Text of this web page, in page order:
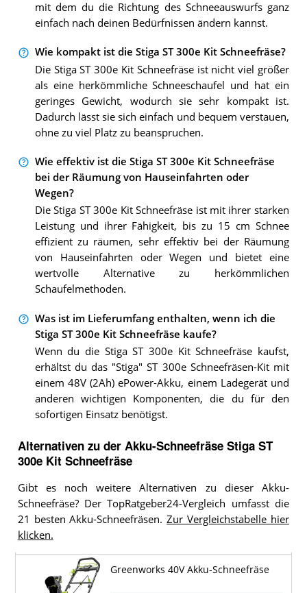
mit dem du die Richtung des Schneeauswurfs ganz
einfach nach deinen Bedürfnissen ändern kannst.
Wie kompakt ist die Stiga ST 300e Kit Schneefräse?
Die Stiga ST 300e Kit Schneefräse ist nicht viel größer
als eine herkömmliche Schneeschaufel und hat ein
geringes Gewicht, wodurch sie sehr kompakt ist.
Dadurch lässt sie sich einfach und bequem verstauen,
ohne zu viel Platz zu beanspruchen.
Wie effektiv ist die Stiga ST 300e Kit Schneefräse
bei der Räumung von Hauseinfahrten oder
Wegen?
Die Stiga ST 300e Kit Schneefräse ist mit ihrer starken
Leistung und ihrer Fähigkeit, bis zu 15 cm Schnee
effizient zu räumen, sehr effektiv bei der Räumung
von Hauseinfahrten oder Wegen und bietet eine
wertvolle Alternative zu herkömmlichen
Schaufelmethoden.
Was ist im Lieferumfang enthalten, wenn ich die
Stiga ST 300e Kit Schneefräse kaufe?
Wenn du die Stiga ST 300e Kit Schneefräse kaufst,
erhältst du das "Stiga" ST 300e Schneefräsen-Kit mit
einem 48V (2Ah) ePower-Akku, einem Ladegerät und
anderen wichtigen Komponenten, die du für den
sofortigen Einsatz benötigst.
Alternativen zu der Akku-Schneefräse Stiga ST
300e Kit Schneefräse
Gibt es noch weitere Alternativen zu dieser Akku-
Schneefräse? Der TopRatgeber24-Vergleich umfasst die
21 besten Akku-Schneefräsen.Zur Vergleichstabelle hier
klicken.
Greenworks 40V Akku-Schneefräse